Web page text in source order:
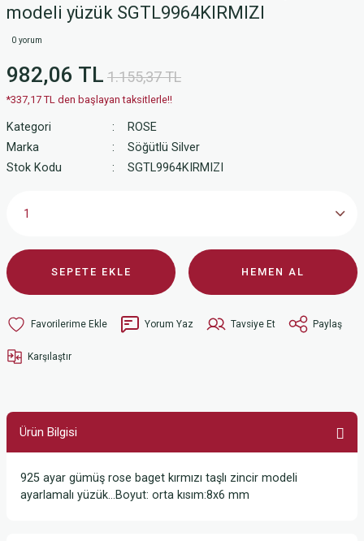
modeli yüzük SGTL9964KIRMIZI
0 yorum
982,06 TL 1.155,37 TL
*337,17 TL den başlayan taksitlerle!!
Kategori
ROSE
Marka
Söğütlü Silver
Stok Kodu
SGTL9964KIRMIZI
SEPETE EKLE HEMEN AL
Yorum Yaz Tavsiye Et Paylaş
Karşılaştır
Ürün Bilgisi
925 ayar gümüş rose baget kırmızı taşlı zincir modeli
ayarlamalı yüzük…Boyut: orta kısım:8x6 mm